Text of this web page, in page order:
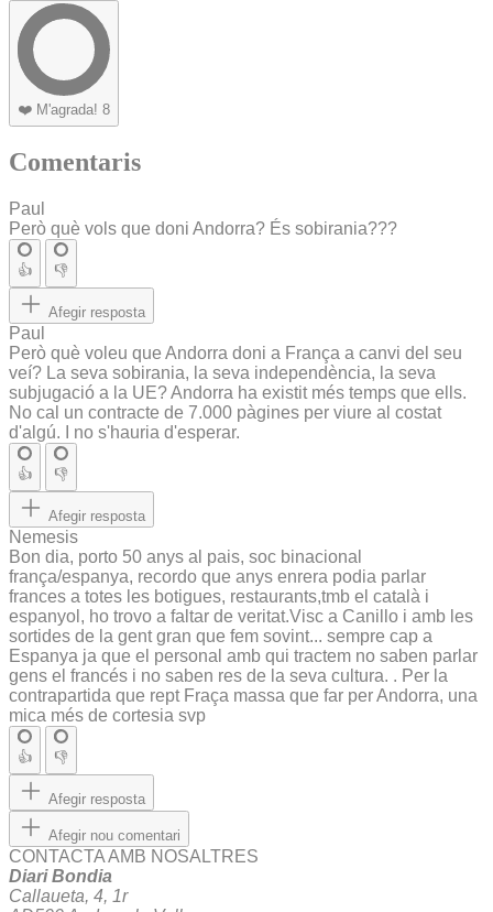
❤️ M'agrada! 8
Comentaris
Paul
Però què vols que doni Andorra? És sobirania???
👍 👎
Afegir resposta
Paul
Però què voleu que Andorra doni a França a canvi del seu
veí? La seva sobirania, la seva independència, la seva
subjugació a la UE? Andorra ha existit més temps que ells.
No cal un contracte de 7.000 pàgines per viure al costat
d'algú. I no s'hauria d'esperar.
👍 👎
Afegir resposta
Nemesis
Bon dia, porto 50 anys al pais, soc binacional
frança/espanya, recordo que anys enrera podia parlar
frances a totes les botigues, restaurants,tmb el català i
espanyol, ho trovo a faltar de veritat.Visc a Canillo i amb les
sortides de la gent gran que fem sovint... sempre cap a
Espanya ja que el personal amb qui tractem no saben parlar
gens el francés i no saben res de la seva cultura. . Per la
contrapartida que rept Fraça massa que far per Andorra, una
mica més de cortesia svp
👍 👎
Afegir resposta
Afegir nou comentari
CONTACTA AMB NOSALTRES
Diari Bondia
Callaueta, 4, 1r